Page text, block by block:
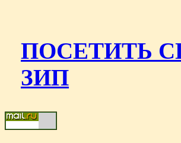
ПОСЕТИТЬ
ЗИП